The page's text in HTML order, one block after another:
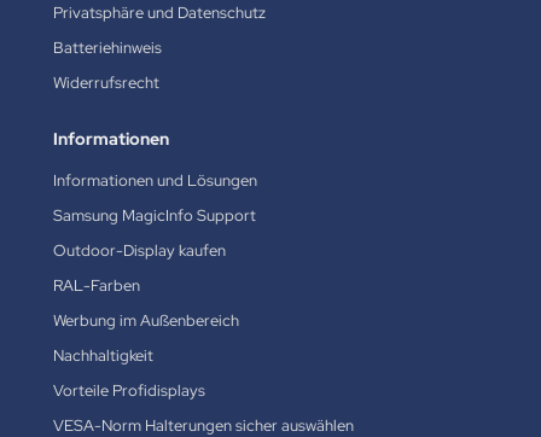
Privatsphäre und Datenschutz
Batteriehinweis
Widerrufsrecht
Informationen
Informationen und Lösungen
Samsung MagicInfo Support
Outdoor-Display kaufen
RAL-Farben
Werbung im Außenbereich
Nachhaltigkeit
Vorteile Profidisplays
VESA-Norm Halterungen sicher auswählen